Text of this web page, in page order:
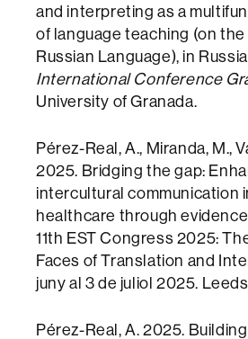
and interpreting as a
of language teaching (on
Russian Language), in
International Conference
University of Granada.
Pérez-Real, A., Miranda, M.,
2025. Bridging the gap:
intercultural communication
healthcare through
11th EST Congress 2025:
Faces of Translation and
juny al 3 de juliol 2025.
Pérez-Real, A. 2025.